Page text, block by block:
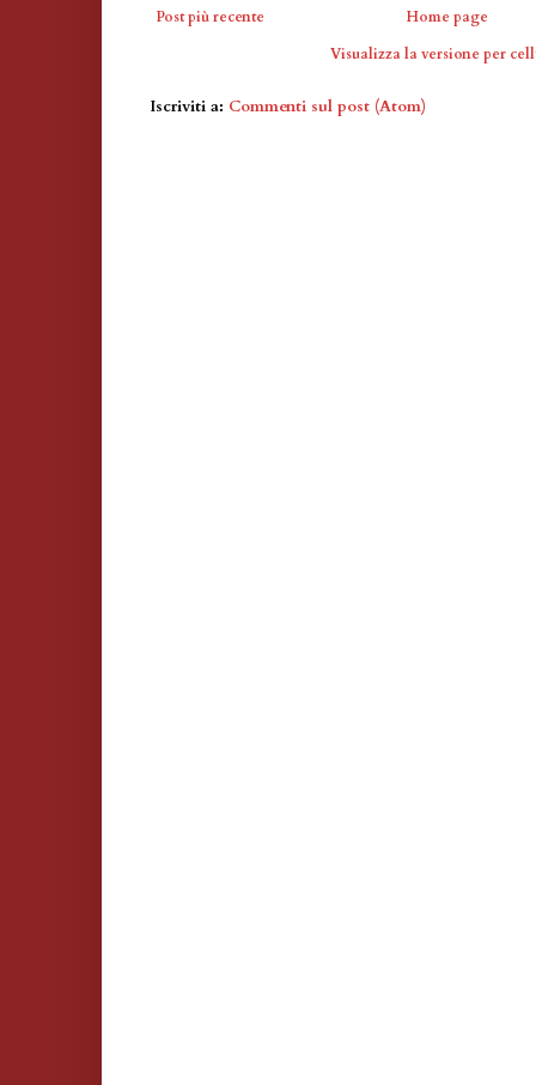
Post più recente
Home page
Visualizza la versione per
Iscriviti a: Commenti sul post (Atom)